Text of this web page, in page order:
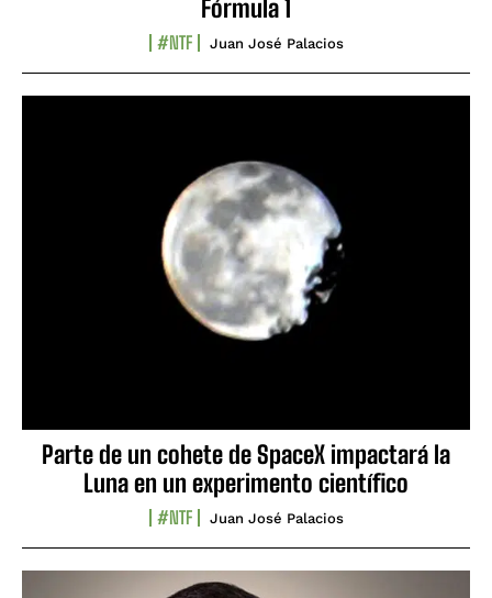
Fórmula 1
#NTF Juan José Palacios
Parte de un cohete de SpaceX impactará la
Luna en un experimento científico
#NTF Juan José Palacios